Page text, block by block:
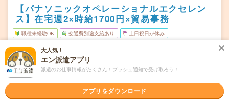
【パナソニックオペレーショナルエクセレン
ス】在宅週2×時給1700円×貿易事務
職種未経験OK 交通費別途支給あり 土日祝日が休み
勤務地
大阪府門真市
西三荘駅から徒歩1分／門真市駅から徒歩9分
月～金（週5日） ※【土日祝完全休み】
大人気！
エン派遣アプリ
派遣のお仕事情報がたくさん！プッシュ通知で受け取ろう！
アプリをダウンロード